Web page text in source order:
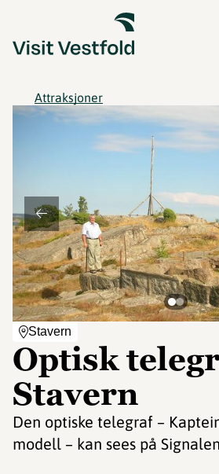
Attraksjoner
Stavern
Optisk
Stavern
Den optiske telegraf –
modell – kan sees på